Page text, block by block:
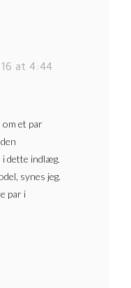
at 4:44
om et par
i dette indlæg.
synes jeg.
par i